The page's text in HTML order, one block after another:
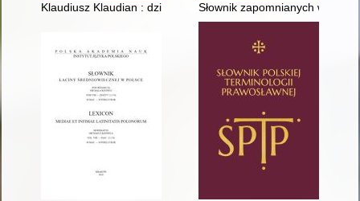
Klaudiusz Klaudian : dzieła zebrane. T. 1,Słownik zapomnianych